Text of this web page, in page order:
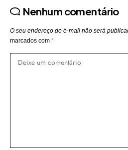
Nenhum comentário
O seu endereço de e-mail não será
marcados com *